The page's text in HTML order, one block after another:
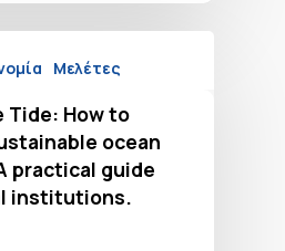
Μελέτες
Tide: How to
ocean
practical guide
institutions.